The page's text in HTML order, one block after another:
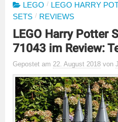
LEGO / LEGO HARRY
SETS / REVIEWS
LEGO Harry Potter
71043 im Review:
Gepostet am 22. August 2018 von